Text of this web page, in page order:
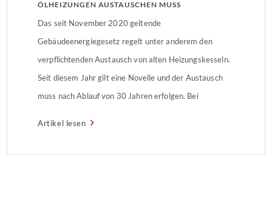
ÖLHEIZUNGEN AUSTAUSCHEN MUSS
Das seit November 2020 geltende
Gebäudeenergiegesetz regelt unter anderem den
verpflichtenden Austausch von alten Heizungskesseln.
Seit diesem Jahr gilt eine Novelle und der Austausch
muss nach Ablauf von 30 Jahren erfolgen. Bei
Artikel lesen